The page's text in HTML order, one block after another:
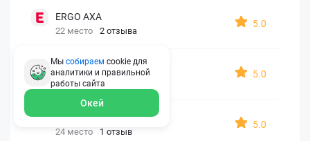
ERGO AXA
22 место 2 отзыва
5.0
Oxy Travel Premium
23 место 1 отзыв
5.0
УралСиб
24 место 1 отзыв
5.0
Мы собираем cookie для
аналитики и правильной
работы сайта
Окей